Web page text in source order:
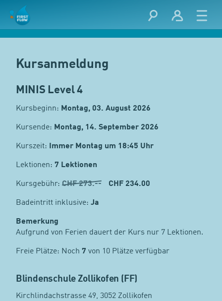
Kursanmeldung
MINIS Level 4
Kursbeginn: Montag, 03. August 2026
Kursende: Montag, 14. September 2026
Kurszeit: Immer Montag um 18:45 Uhr
Lektionen: 7 Lektionen
Kursgebühr: CHF273.-- CHF 234.00
Badeintritt inklusive: Ja
Bemerkung
Aufgrund von Ferien dauert der Kurs nur 7 Lektionen.
Freie Plätze: Noch 7 von 10 Plätze verfügbar
Blindenschule Zollikofen (FF)
Kirchlindachstrasse 49, 3052 Zollikofen